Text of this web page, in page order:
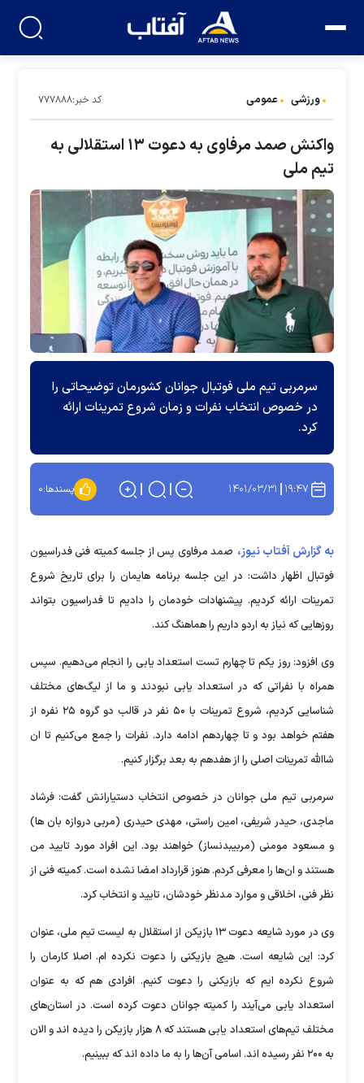
ورزشی عمومی کد خبر:۷۷۷۸۸۸
واکنش صمد مرفاوی به دعوت ۱۳ استقلالی به
تیم ملی
سرمربی تیم ملی فوتبال جوانان کشورمان توضیحاتی را
در خصوص انتخاب نفرات و زمان شروع تمرینات ارائه
کرد.
۱۹:۴۷ ۱۴۰۱/۰۳/۳۱ پسندها:۰
به گزارش آفتاب نیوز، صمد مرفاوی پس از جلسه کمیته فنی فدراسیون
فوتبال اظهار داشت: در این جلسه برنامه هایمان را برای تاریخ شروع
تمرینات ارائه کردیم. پیشنهادات خودمان را دادیم تا فدراسیون بتواند
روز‌هایی که نیاز به اردو داریم را هماهنگ کند.
وی افزود: روز یکم تا چهارم تست استعداد یابی را انجام می‌دهیم. سپس
همراه با نفراتی که در استعداد یابی نبودند و ما از لیگ‌های مختلف
شناسایی کردیم، شروع تمرینات با ۵۰ نفر در قالب دو گروه ۲۵ نفره از
هفتم خواهد بود و تا چهاردهم ادامه دارد. نفرات را جمع می‌کنیم تا ان
شاالله تمرینات اصلی را از هفدهم به بعد برگزار کنیم.
سرمربی تیم ملی جوانان در خصوص انتخاب دستیارانش گفت: فرشاد
ماجدی، حیدر شریفی، امین راستی، مهدی حیدری (مربی دروازه بان ها)
و مسعود مومنی (مربیبدنساز) خواهند بود. این افراد مورد تایید من
هستند و ان‌ها را معرفی کردم. هنوز قرارداد امضا نشده است. کمیته فنی از
نظر فنی، اخلاقی و موارد مدنظر خودشان، تایید و انتخاب کرد.
وی در مورد شایعه دعوت ۱۳ بازیکن از استقلال به لیست تیم ملی، عنوان
کرد: این شایعه است. هیچ بازیکنی را دعوت نکرده ام. اصلا کارمان را
شروع نکرده ایم که بازیکنی را دعوت کنیم. افرادی هم که به عنوان
استعداد یابی می‌آیند را کمیته جوانان دعوت کرده است. در استان‌های
مختلف تیم‌های استعداد یابی هستند که ۸ هزار بازیکن را دیده اند و الان
به ۲۰۰ نفر رسیده اند. اسامی آن‌ها را به ما داده اند که ببینیم.